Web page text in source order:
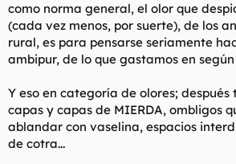
como norma general, el olor que
(cada vez menos, por suerte), de los
rural, es para pensarse seriamente
ambipur, de lo que gastamos en
Y eso en categoría de olores; después
capas y capas de MIERDA, ombligos
ablandar con vaselina, espacios
de cotra...